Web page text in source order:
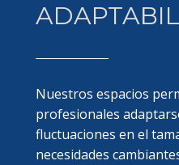
Nuestros espacios
profesionales
fluctuaciones en el
necesidades